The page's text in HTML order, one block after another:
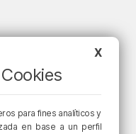
X
para fines analíticos y
en base a un perfil